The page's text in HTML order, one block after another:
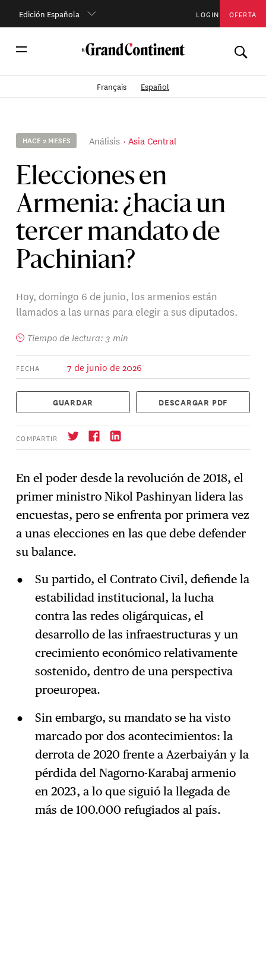
Edición Española LOGIN OFERTA
Français Español
HACE 2 MESES Análisis Asia Central
Elecciones en
Armenia: ¿hacia un
tercer mandato de
Pachinian?
Hoy, domingo 6 de junio, los armenios están
llamados a las urnas para elegir a sus diputados.
Tiempo de lectura: 3 min
FECHA 7 de junio de 2026
GUARDAR DESCARGAR PDF
COMPARTIR
→ Suscríbase
En el poder desde la revolución de 2018, el
primer ministro Nikol Pashinyan lidera las
encuestas, pero se enfrenta por primera vez
a unas elecciones en las que debe defender
su balance.
Su partido, el Contrato Civil, defiende la
estabilidad institucional, la lucha
contra las redes oligárquicas, el
desarrollo de las infraestructuras y un
crecimiento económico relativamente
sostenido, dentro de una perspectiva
proeuropea.
Sin embargo, su mandato se ha visto
marcado por dos acontecimientos: la
derrota de 2020 frente a Azerbaiyán y la
pérdida del Nagorno-Karabaj armenio
en 2023, a lo que siguió la llegada de
más de 100.000 refugiados al país.